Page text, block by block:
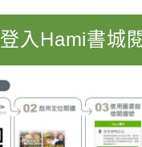
登入Hami書城